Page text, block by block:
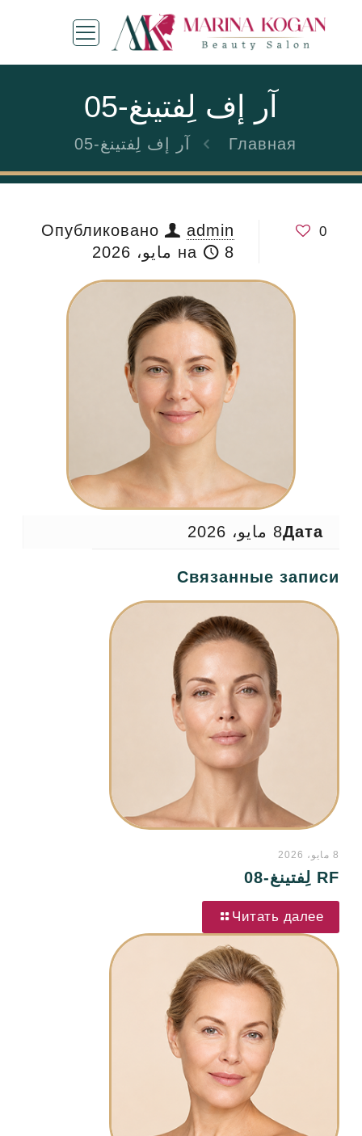
آر إف لِفتينغ-05
Главная آر إف لِفتينغ-05
0
Опубликовано
admin
на
8 مايو، 2026
Дата8 مايو، 2026
Связанные записи
8 مايو، 2026
RF لِفتينغ-08
Читать далее